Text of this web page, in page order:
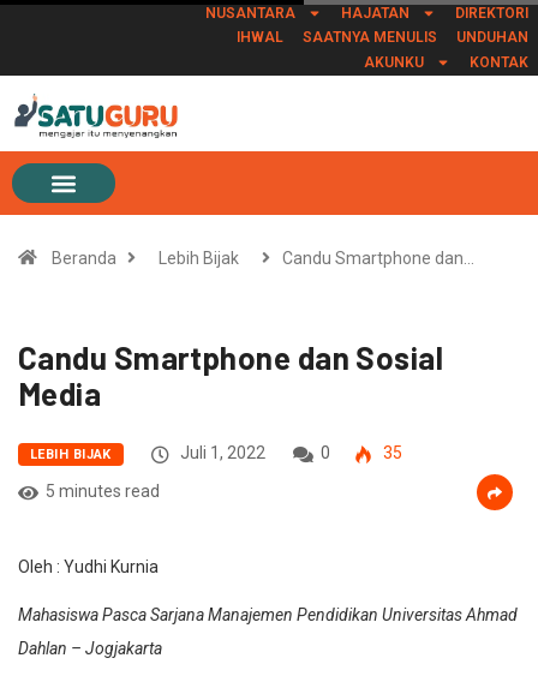
NUSANTARA HAJATAN
DIREKTORI
IHWAL
SAATNYA MENULIS
UNDUHAN
AKUNKU
KONTAK
Beranda Lebih Bijak Candu Smartphone dan…
Candu Smartphone dan Sosial
Media
LEBIH BIJAK Juli 1, 2022 0
35
5 minutes read
Oleh : Yudhi Kurnia
Mahasiswa Pasca Sarjana Manajemen Pendidikan Universitas Ahmad
Dahlan – Jogjakarta